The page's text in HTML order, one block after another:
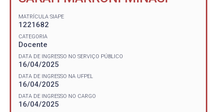
MATRÍCULA SIAPE
1221682
CATEGORIA
Docente
DATA DE INGRESSO NO SERVIÇO PÚBLICO
16/04/2025
DATA DE INGRESSO NA UFPEL
16/04/2025
DATA DE INGRESSO NO CARGO
16/04/2025